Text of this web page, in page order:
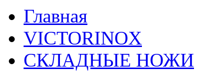
Главная
VICTORINOX
СКЛАДНЫЕ НОЖИ